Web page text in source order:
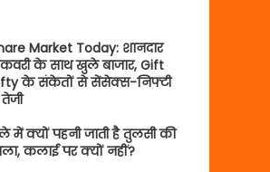
Market Today: शानदार
के साथ खुले बाजार, Gift
के संकेतों से सेंसेक्स-निफ्टी
में क्यों पहनी जाती है तुलसी की
कलाई पर क्यों नहीं?